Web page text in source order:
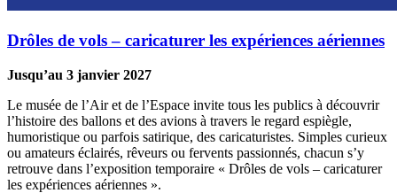
Drôles de vols – caricaturer les expériences aériennes
Jusqu’au 3 janvier 2027
Le musée de l’Air et de l’Espace invite tous les publics à découvrir
l’histoire des ballons et des avions à travers le regard espiègle,
humoristique ou parfois satirique, des caricaturistes. Simples curieux
ou amateurs éclairés, rêveurs ou fervents passionnés, chacun s’y
retrouve dans l’exposition temporaire « Drôles de vols – caricaturer
les expériences aériennes ».